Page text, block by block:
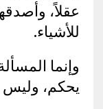
عقلاً،
للأشياء.
وإنما
يحكم، وليس